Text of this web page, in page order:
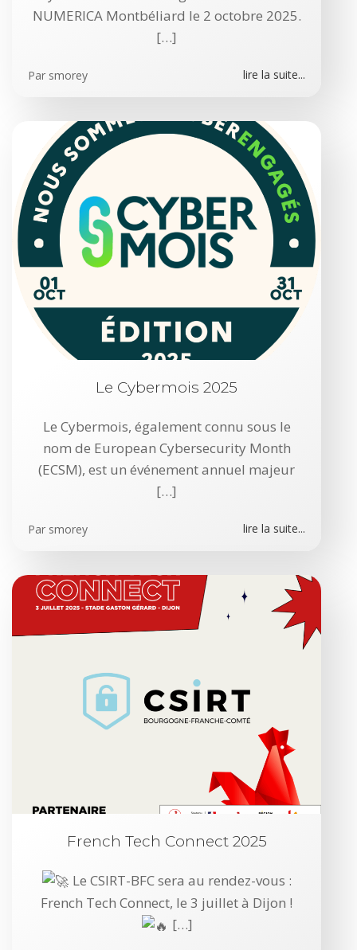
NUMERICA Montbéliard le 2 octobre 2025.
[…]
Par smorey lire la suite...
Le Cybermois 2025
Le Cybermois, également connu sous le
nom de European Cybersecurity Month
(ECSM), est un événement annuel majeur
[…]
Par smorey lire la suite...
French Tech Connect 2025
Le CSIRT-BFC sera au rendez-vous :
French Tech Connect, le 3 juillet à Dijon !
[…]